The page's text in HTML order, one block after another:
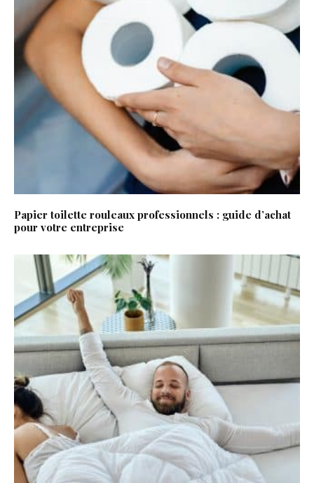
Papier toilette rouleaux professionnels : guide d’achat
pour votre entreprise